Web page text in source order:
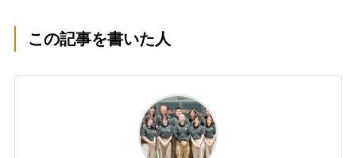
この記事を書いた人